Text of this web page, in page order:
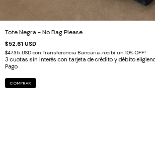
Tote Negra - No Bag Please
$52.61 USD
$47.35 USDcon Transferencia Bancaria-recibí un 10% OFF!